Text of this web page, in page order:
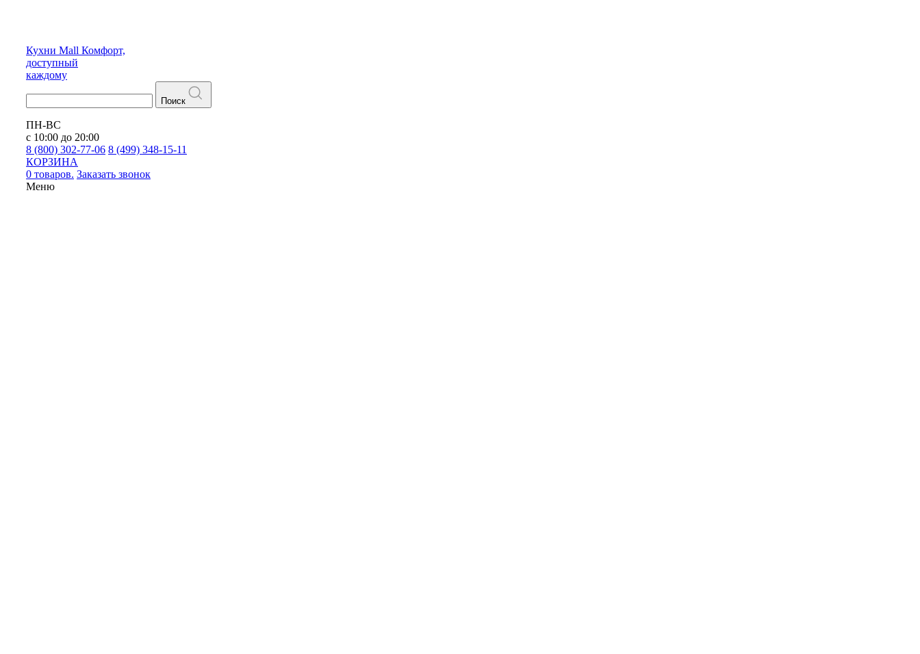
Кухни Mall Комфорт,
доступный
каждому
Поиск
ПН-ВС
с 10:00 до 20:00
8 (800) 302-77-06 8 (499) 348-15-11
КОРЗИНА
0 товаров. Заказать звонок
Меню